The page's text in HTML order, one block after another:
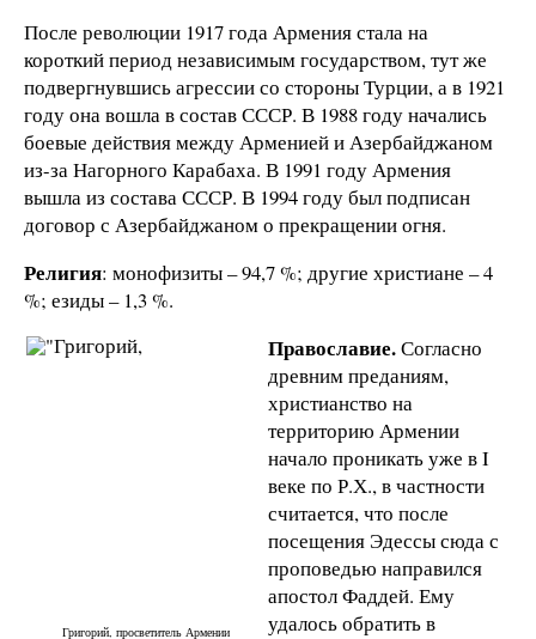
После революции 1917 года Армения стала на
короткий период независимым государством, тут же
подвергнувшись агрессии со стороны Турции, а в 1921
году она вошла в состав СССР. В 1988 году начались
боевые действия между Арменией и Азербайджаном
из-за Нагорного Карабаха. В 1991 году Армения
вышла из состава СССР. В 1994 году был подписан
договор с Азербайджаном о прекращении огня.
Религия: монофизиты – 94,7 %; другие христиане – 4
%; езиды – 1,3 %.
Григорий, просветитель Армении
Православие.Согласно
древним преданиям,
христианство на
территорию Армении
начало проникать уже в I
веке по Р.Х., в частности
считается, что после
посещения Эдессы сюда с
проповедью направился
апостол Фаддей. Ему
удалось обратить в